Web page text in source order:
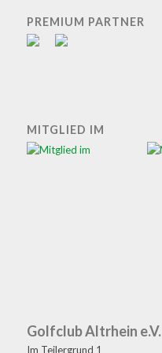
PREMIUM PARTNER
MITGLIED IM
Golfclub Altrhein e.V.
Im Teilergrund 1